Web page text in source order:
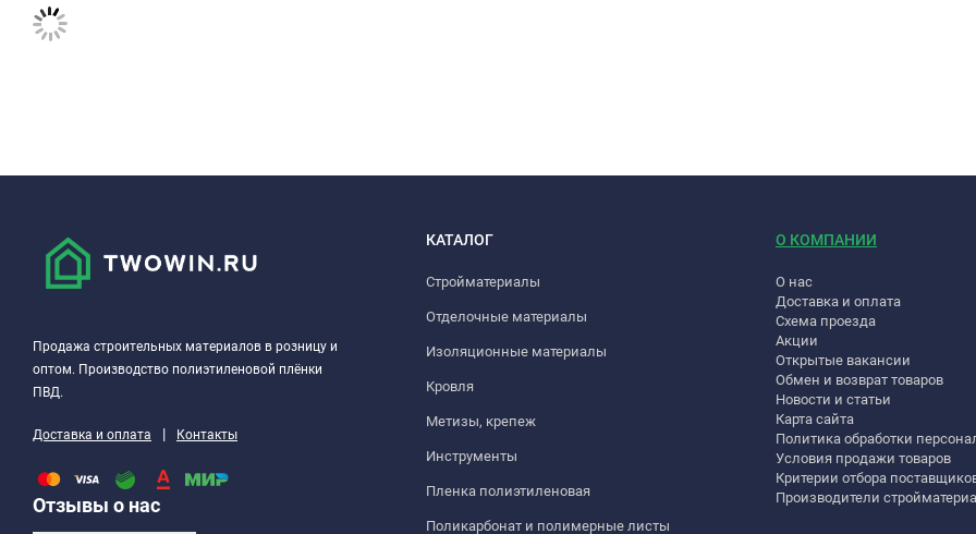
Продажа строительных материалов в розницу и
оптом. Производство полиэтиленовой плёнки
ПВД.
Доставка и оплата | Контакты
Отзывы о нас
КАТАЛОГ
Стройматериалы
Отделочные материалы
Изоляционные материалы
Кровля
Метизы, крепеж
Инструменты
Пленка полиэтиленовая
Поликарбонат и полимерные листы
О КОМПАНИИ
О нас
Доставка и оплата
Схема проезда
Акции
Открытые вакансии
Обмен и возврат товаров
Новости и статьи
Карта сайта
Политика обработки
Условия продажи товаров
Критерии отбора
Производители